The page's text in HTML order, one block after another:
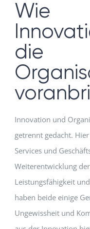
Wie
die
Innovation und
getrennt gedacht.
Services und
Weiterentwicklung
Leistungsfähigkeit
haben beide einige
Ungewissheit und